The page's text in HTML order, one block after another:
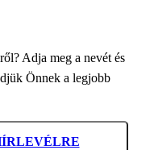
Adja meg a nevét és
Önnek a legjobb